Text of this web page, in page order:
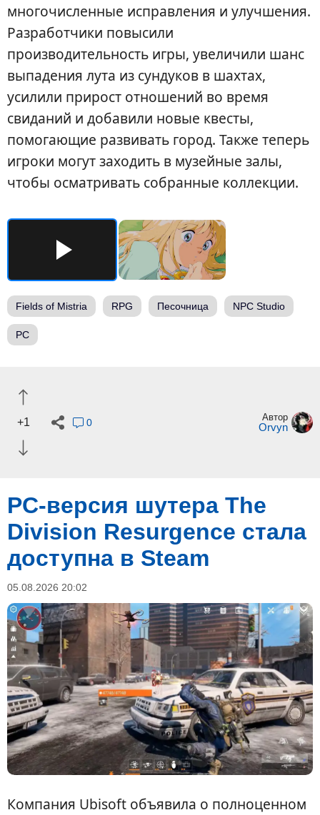
многочисленные исправления и улучшения.
Разработчики повысили
производительность игры, увеличили шанс
выпадения лута из сундуков в шахтах,
усилили прирост отношений во время
свиданий и добавили новые квесты,
помогающие развивать город. Также теперь
игроки могут заходить в музейные залы,
чтобы осматривать собранные коллекции.
Fields of Mistria RPG Песочница NPC Studio
PC
+1 0 Автор
Orvyn
PC-версия шутера The
Division Resurgence стала
доступна в Steam
05.08.2026 20:02
Компания Ubisoft объявила о полноценном